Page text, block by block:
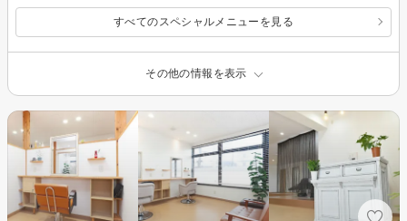
すべてのスペシャルメニューを見る
その他の情報を表示